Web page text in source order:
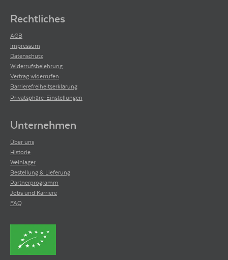
Rechtliches
AGB
Impressum
Datenschutz
Widerrufsbelehrung
Vertrag widerrufen
Barrierefreiheitserklärung
Privatsphäre-Einstellungen
Unternehmen
Über uns
Historie
Weinlager
Bestellung & Lieferung
Partnerprogramm
Jobs und Karriere
FAQ